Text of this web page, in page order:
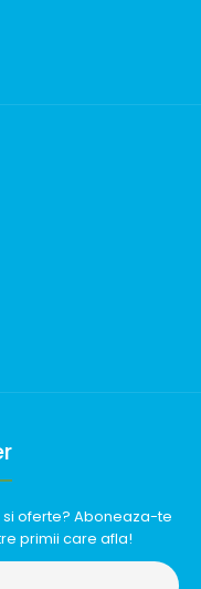
si oferte? Aboneaza-te
primii care afla!